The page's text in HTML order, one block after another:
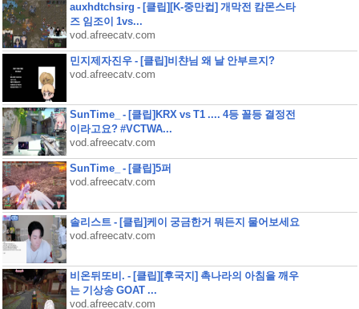
auxhdtchsirg - [클립][K-중만컵] 개막전 캄몬스타
즈 임조이 1vs...
vod.afreecatv.com
민지제자진우 - [클립]비챤님 왜 날 안부르지?
vod.afreecatv.com
SunTime_ - [클립]KRX vs T1 .... 4등 꼴등 결정전
이라고요? #VCTWA...
vod.afreecatv.com
SunTime_ - [클립]5퍼
vod.afreecatv.com
솔리스트 - [클립]케이 궁금한거 뭐든지 물어보세요
vod.afreecatv.com
비온뒤또비. - [클립][후국지] 촉나라의 아침을 깨우
는 기상송 GOAT ...
vod.afreecatv.com